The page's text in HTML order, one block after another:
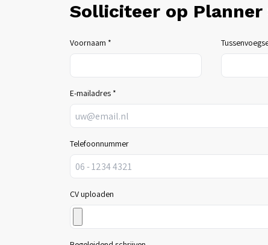
Solliciteer op
Voornaam *
E-mailadres *
Telefoonnummer
CV uploaden